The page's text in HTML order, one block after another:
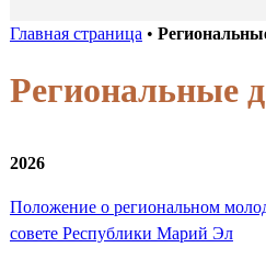
Главная страница •
Региональные
2026
Положение о региональном
совете Республики Марий Эл